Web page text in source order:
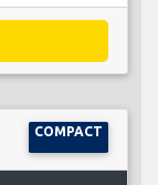
COMPACT